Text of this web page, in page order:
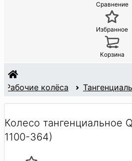
Сравнение
Избранное
Корзина
Рабочие колёса
Колесо тангенциальное
1100-364)